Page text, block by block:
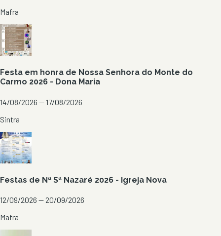
Mafra
Festa em honra de Nossa Senhora do Monte do
Carmo 2026 - Dona Maria
14/08/2026 — 17/08/2026
Sintra
Festas de Nª Sª Nazaré 2026 - Igreja Nova
12/09/2026 — 20/09/2026
Mafra